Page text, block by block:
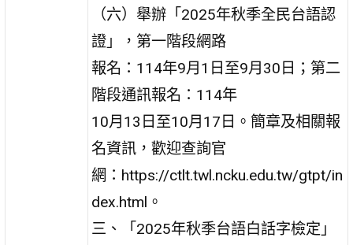
（六）舉辦「2025年秋季全民台語認
證」，第一階段網路
報名：114年9月1日至9月30日；第二
階段通訊報名：114年
10月13日至10月17日。簡章及相關報
名資訊，歡迎查詢官
網：https://ctlt.twl.ncku.edu.tw/gtpt/in
dex.html。
三、「2025年秋季台語白話字檢定」